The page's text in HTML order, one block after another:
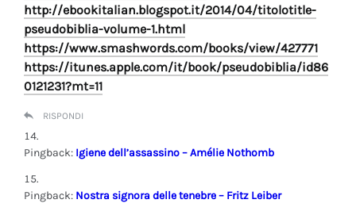
http://ebookitalian.blogspot.it/2014/04/titolotitle-
pseudobiblia-volume-1.html
https://www.smashwords.com/books/view/427771
https://itunes.apple.com/it/book/pseudobiblia/id86
0121231?mt=11
RISPONDI
Pingback: Igiene dell’assassino – Amélie Nothomb
Pingback: Nostra signora delle tenebre – Fritz Leiber